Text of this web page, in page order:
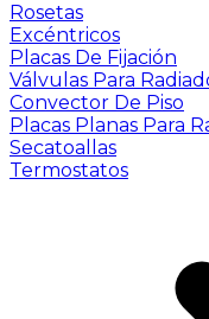
Rosetas
Excéntricos
Placas De Fijación
Válvulas Para
Convector De Piso
Placas Planas Para
Secatoallas
Termostatos